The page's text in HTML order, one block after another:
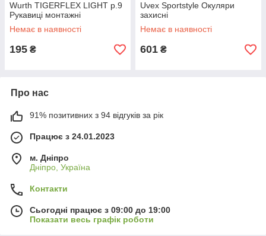
Wurth TIGERFLEX LIGHT р.9
Рукавиці монтажні
Немає в наявності
195 ₴
Uvex Sportstyle Окуляри
захисні
Немає в наявності
601 ₴
Про нас
91% позитивних з 94 відгуків за рік
Працює з 24.01.2023
м. Дніпро
Дніпро, Україна
Контакти
Сьогодні працює з 09:00 до 19:00
Показати весь графік роботи